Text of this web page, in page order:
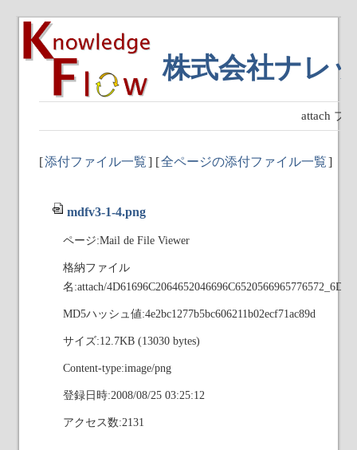
株式会社ナレ
attach プ
[添付ファイル一覧] [全ページの添付ファイル一覧]
mdfv3-1-4.png
ページ:Mail de File Viewer
格納ファイル
名:attach/
MD5ハッシュ値:4e2bc1277b5bc606211b02ecf71ac89d
サイズ:12.7KB (13030 bytes)
Content-type:image/png
登録日時:2008/08/25 03:25:12
アクセス数:2131